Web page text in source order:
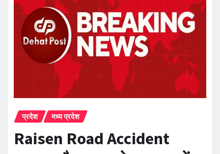
प्रदेश मध्य प्रदेश
Raisen Road Accident